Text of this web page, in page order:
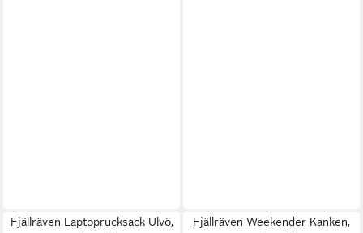
Fjällräven Laptoprucksack Ulvö,
Fjällräven Weekender Kanken,